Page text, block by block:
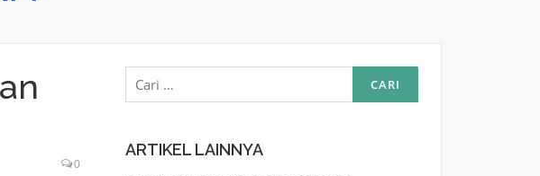
0
Cari
untuk:
ARTIKEL LAINNYA